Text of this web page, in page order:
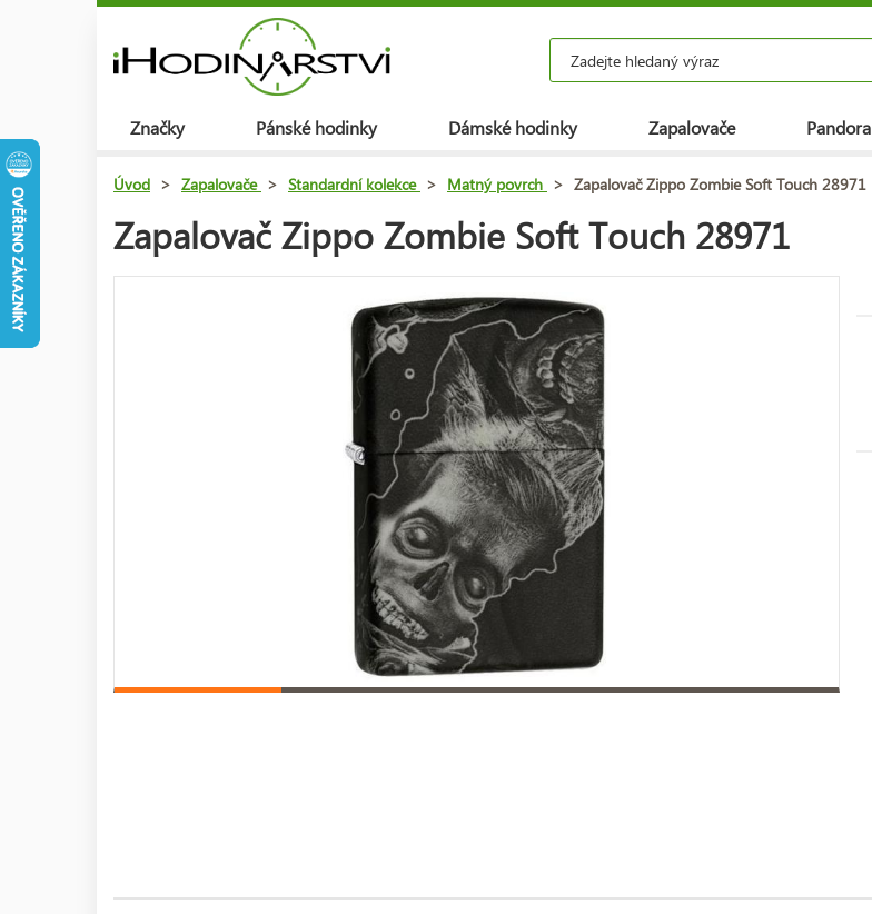
Značky Pánské hodinky Dámské hodinky Zapalovače Pandora
Úvod > Zapalovače > Standardní kolekce > Matný povrch > Zapalovač Zippo Zombie Soft Touch 28971
Zapalovač Zippo Zombie Soft Touch 28971